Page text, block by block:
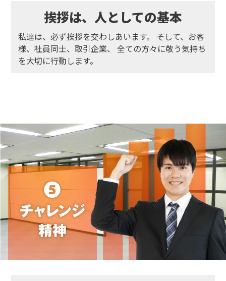
挨拶は、人としての基本
私達は、必ず挨拶を交わしあいます。
そして、お客
様、社員同士、取引企業、
全ての方々に敬う気持ち
を大切に行動します。